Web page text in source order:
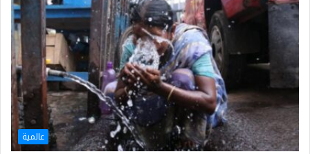
عالمية